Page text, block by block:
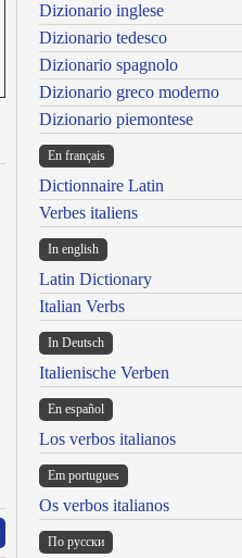
Dizionario inglese
Dizionario tedesco
Dizionario spagnolo
Dizionario greco moderno
Dizionario piemontese
En français
Dictionnaire Latin
Verbes italiens
In english
Latin Dictionary
Italian Verbs
In Deutsch
Italienische Verben
En español
Los verbos italianos
Em portugues
Os verbos italianos
По русски